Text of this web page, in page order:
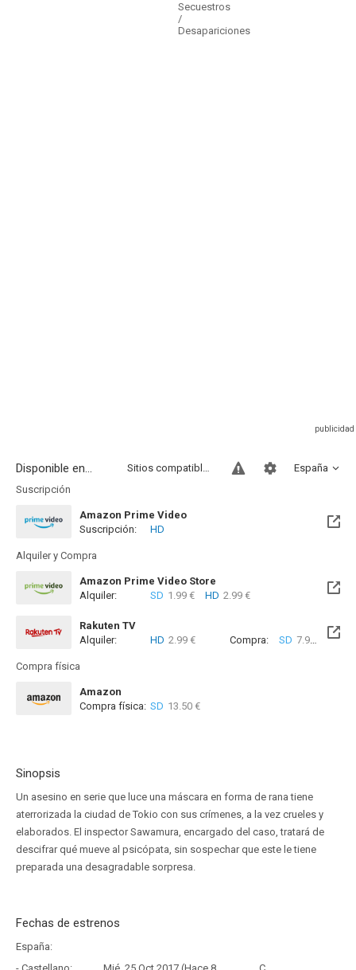
Secuestros
/
Desapariciones
Disponible en... España
Sitios compatibles
Suscripción
Amazon Prime Video
Suscripción:
HD
Alquiler y Compra
Amazon Prime Video Store
Alquiler:
SD 1.99 € HD 2.99 €
Rakuten TV
Alquiler:
HD 2.99 € Compra: SD 7.99 € HD
Compra física
Amazon
Compra física: SD 13.50 €
Sinopsis
Un asesino en serie que luce una máscara en forma de rana tiene
aterrorizada la ciudad de Tokio con sus crímenes, a la vez crueles y
elaborados. El inspector Sawamura, encargado del caso, tratará de
descifrar qué mueve al psicópata, sin sospechar que este le tiene
preparada una desagradable sorpresa.
Fechas de estrenos
España: